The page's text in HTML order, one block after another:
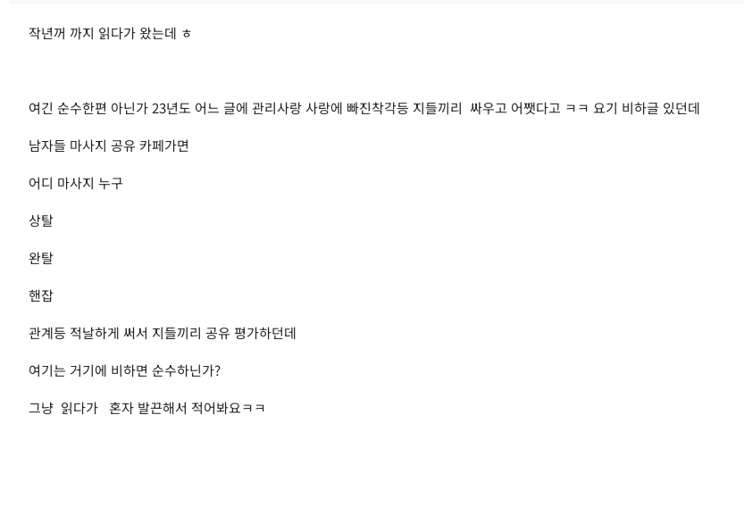
작년꺼 까지 읽다가 왔는데 ㅎ
여긴 순수한편 아닌가 23년도 어느 글에 관리사랑 사랑에 빠진착각등 지들끼리 싸우고 어쨋다고 ㅋㅋ 요기 비하글 있던데
남자들 마사지 공유 카페가면
어디 마사지 누구
상탈
완탈
핸잡
관계등 적날하게 써서 지들끼리 공유 평가하던데
여기는 거기에 비하면 순수하닌가?
그냥 읽다가 혼자 발끈해서 적어봐요ㅋㅋ